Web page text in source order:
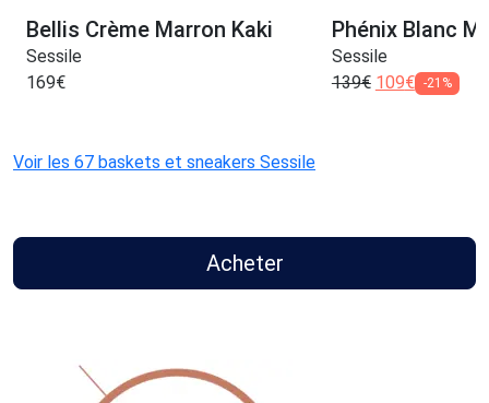
Bellis Crème Marron Kaki
Sessile
169€
Phénix Blanc
Sessile
139€ 109€ -21%
Voir les 67 baskets et sneakers Sessile
Acheter